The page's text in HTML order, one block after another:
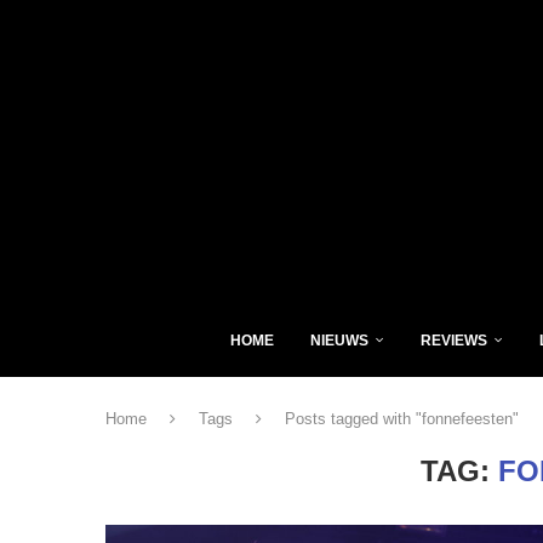
HOME NIEUWS REVIEWS
Home Tags Posts tagged with "fonnefeesten"
TAG: